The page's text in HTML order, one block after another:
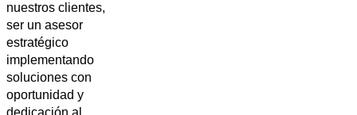
nuestros clientes,
ser un asesor
estratégico
implementando
soluciones con
oportunidad y